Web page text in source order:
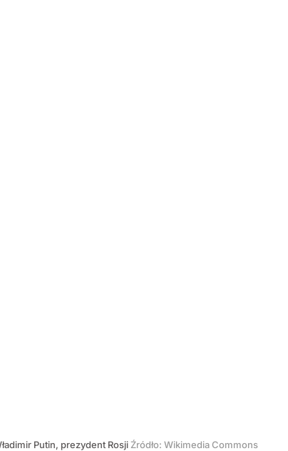
Putin, prezydent Rosji Źródło: Wikimedia Commons